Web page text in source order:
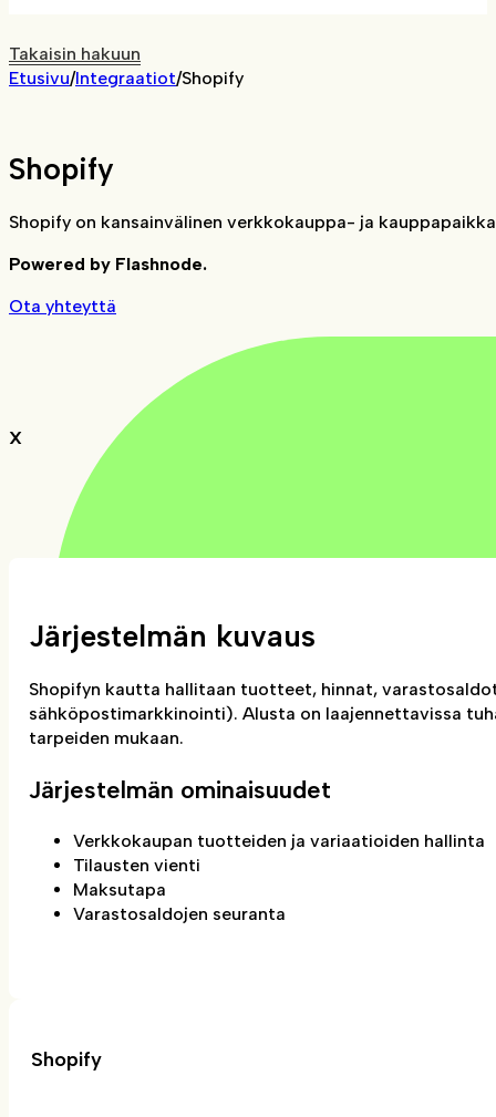
Takaisin hakuun
Etusivu/Integraatiot/Shopify
Shopify
Shopify on kansainvälinen verkkokauppa- ja
Powered by Flashnode.
Ota yhteyttä
X
Järjestelmän kuvaus
Shopifyn kautta hallitaan tuotteet, hinnat,
sähköpostimarkkinointi). Alusta on laajennettavissa
tarpeiden mukaan.
Järjestelmän ominaisuudet
Verkkokaupan tuotteiden ja variaatioiden hallinta
Tilausten vienti
Maksutapa
Varastosaldojen seuranta
Shopify